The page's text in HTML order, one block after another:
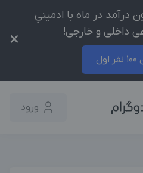
+25 میلیون درآمد در ماه با ادمینیِ
داخلی و خارجی!
×
ورود